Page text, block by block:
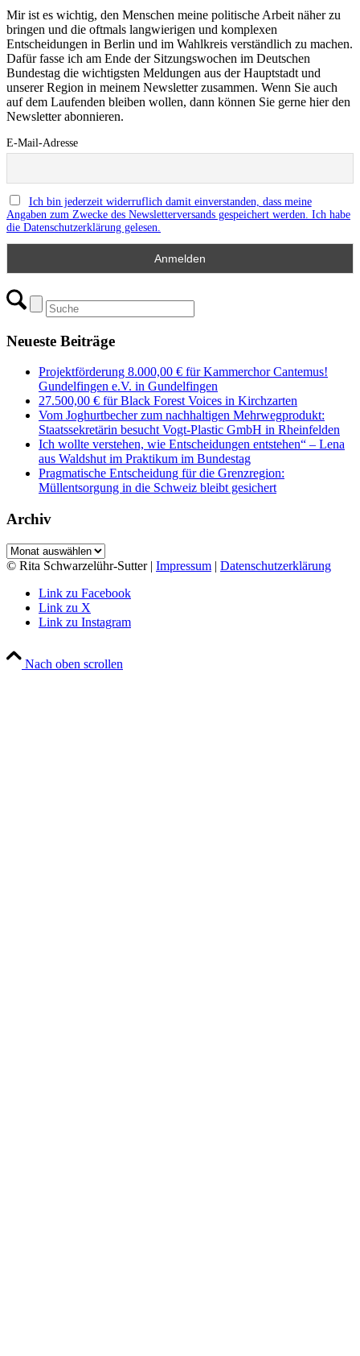
Mir ist es wichtig, den Menschen meine politische Arbeit näher zu
bringen und die oftmals langwierigen und komplexen
Entscheidungen in Berlin und im Wahlkreis verständlich zu machen.
Dafür fasse ich am Ende der Sitzungswochen im Deutschen
Bundestag die wichtigsten Meldungen aus der Hauptstadt und
unserer Region in meinem Newsletter zusammen. Wenn Sie auch
auf dem Laufenden bleiben wollen, dann können Sie gerne hier den
Newsletter abonnieren.
E-Mail-Adresse
Ich bin jederzeit widerruflich damit einverstanden, dass meine
Angaben zum Zwecke des Newsletterversands gespeichert werden. Ich habe
die Datenschutzerklärung gelesen.
Neueste Beiträge
Projektförderung 8.000,00 € für Kammerchor Cantemus!
Gundelfingen e.V. in Gundelfingen
27.500,00 € für Black Forest Voices in Kirchzarten
Vom Joghurtbecher zum nachhaltigen Mehrwegprodukt:
Staatssekretärin besucht Vogt-Plastic GmbH in Rheinfelden
Ich wollte verstehen, wie Entscheidungen entstehen“ – Lena
aus Waldshut im Praktikum im Bundestag
Pragmatische Entscheidung für die Grenzregion:
Müllentsorgung in die Schweiz bleibt gesichert
Archiv
Archiv
© Rita Schwarzelühr-Sutter | Impressum | Datenschutzerklärung
Link zu Facebook
Link zu X
Link zu Instagram
Nach oben scrollen